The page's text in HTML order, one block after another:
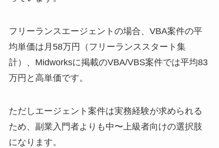
フリーランスエージェントの場合、VBA案件の平
均単価は月58万円（フリーランススタート集
計）、Midworksに掲載のVBA/VBS案件では平均83
万円と高単価です。
ただしエージェント案件は実務経験が求められる
ため、副業入門者よりも中〜上級者向けの選択肢
になります。